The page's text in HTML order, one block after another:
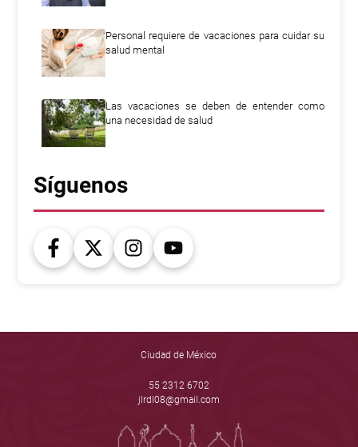
Personal requiere de vacaciones para cuidar su
salud mental
Las vacaciones se deben de entender como
una necesidad de salud
Síguenos
Ciudad de México
55 2312 6702
jlrdl08@gmail.com